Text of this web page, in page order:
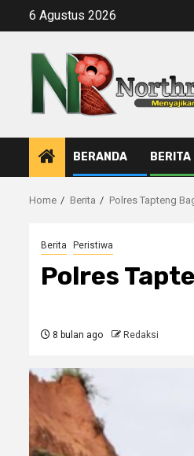
6 Agustus 2026
BERANDA BERITA
Home Berita Polres Tapteng
Berita Peristiwa
Polres
8 bulan ago Redaksi